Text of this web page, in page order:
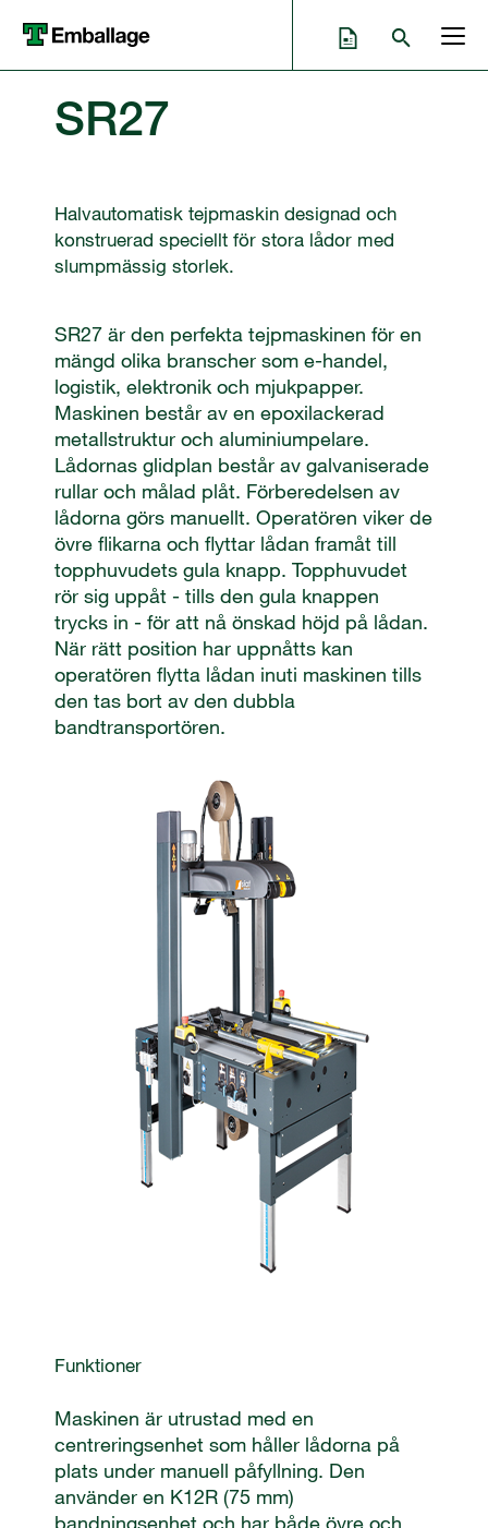
SR27
Halvautomatisk tejpmaskin designad och
konstruerad speciellt för stora lådor med
slumpmässig storlek.
SR27 är den perfekta tejpmaskinen för en
mängd olika branscher som e-handel,
logistik, elektronik och mjukpapper.
Maskinen består av en epoxilackerad
metallstruktur och aluminiumpelare.
Lådornas glidplan består av galvaniserade
rullar och målad plåt. Förberedelsen av
lådorna görs manuellt. Operatören viker de
övre flikarna och flyttar lådan framåt till
topphuvudets gula knapp. Topphuvudet
rör sig uppåt - tills den gula knappen
trycks in - för att nå önskad höjd på lådan.
När rätt position har uppnåtts kan
operatören flytta lådan inuti maskinen tills
den tas bort av den dubbla
bandtransportören.
Funktioner
Maskinen är utrustad med en
centreringsenhet som håller lådorna på
plats under manuell påfyllning. Den
använder en K12R (75 mm)
bandningsenhet och har både övre och